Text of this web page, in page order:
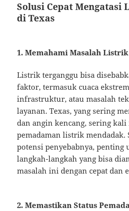
Solusi Cepat Mengatasi
di Texas
1. Memahami Masalah
Listrik terganggu bisa
faktor, termasuk cuaca
infrastruktur, atau masalah
layanan. Texas, yang sering
dan angin kencang, sering
pemadaman listrik mendadak.
potensi penyebabnya, penting
langkah-langkah yang bisa
masalah ini dengan cepat dan
2. Memastikan Status